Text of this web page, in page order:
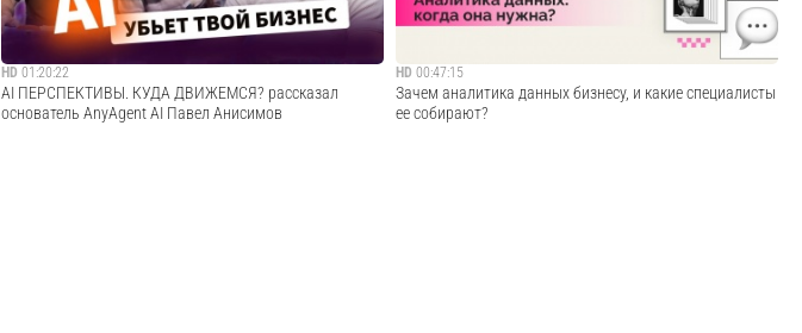
Cмотреть видео
HD 01:20:22
AI ПЕРСПЕКТИВЫ. КУДА ДВИЖЕМСЯ? рассказал
основатель AnyAgent AI Павел Анисимов
HD 00:47:15
Зачем аналитика данных бизнесу, и какие специалисты
ее собирают?